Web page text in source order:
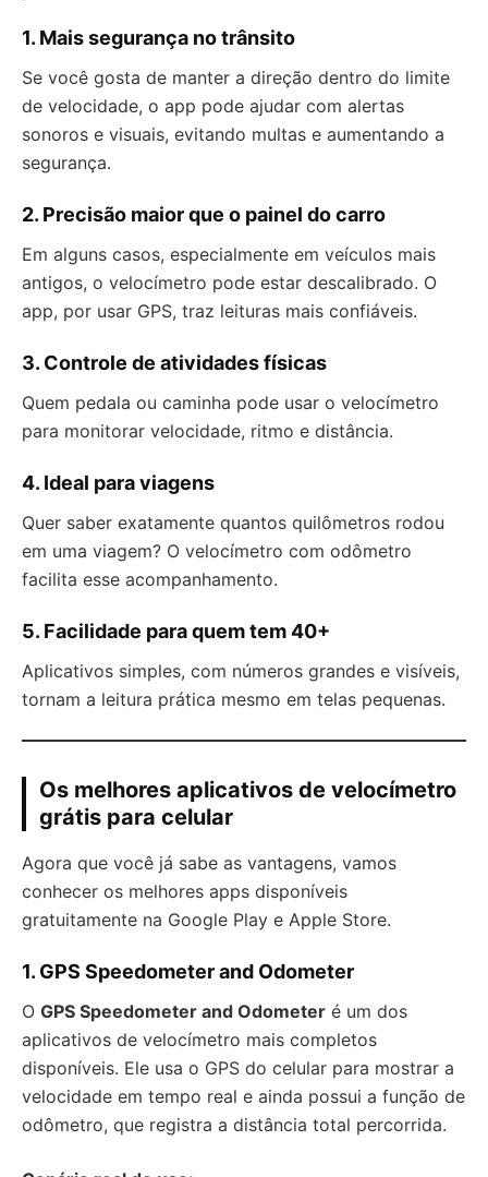
1. Mais segurança no trânsito
Se você gosta de manter a direção dentro do limite
de velocidade, o app pode ajudar com alertas
sonoros e visuais, evitando multas e aumentando a
segurança.
2. Precisão maior que o painel do carro
Em alguns casos, especialmente em veículos mais
antigos, o velocímetro pode estar descalibrado. O
app, por usar GPS, traz leituras mais confiáveis.
3. Controle de atividades físicas
Quem pedala ou caminha pode usar o velocímetro
para monitorar velocidade, ritmo e distância.
4. Ideal para viagens
Quer saber exatamente quantos quilômetros rodou
em uma viagem? O velocímetro com odômetro
facilita esse acompanhamento.
5. Facilidade para quem tem 40+
Aplicativos simples, com números grandes e visíveis,
tornam a leitura prática mesmo em telas pequenas.
Os melhores aplicativos de velocímetro
grátis para celular
Agora que você já sabe as vantagens, vamos
conhecer os melhores apps disponíveis
gratuitamente na Google Play e Apple Store.
1. GPS Speedometer and Odometer
O GPS Speedometer and Odometer é um dos
aplicativos de velocímetro mais completos
disponíveis. Ele usa o GPS do celular para mostrar a
velocidade em tempo real e ainda possui a função de
odômetro, que registra a distância total percorrida.